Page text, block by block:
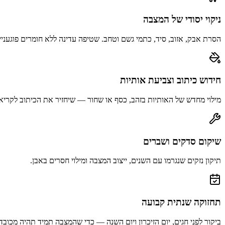
ניקוי יסודי של המצבה
הסרת אבק, אזוב, סיד, כתמי גשם וטחב. שטיפה עדינה ללא חומרים
חידוש כיתוב וצביעת אותיות
מילוי מחדש של האותיות בזהב, כסף או שחור — שיחזיר את הכיתוב
שיקום סדקים ושברים
תיקון נזקים שנגרמו עם השנים, ייצוב המצבה ומילוי חסרים באבן.
תחזוקה שנתית קבועה
ביקור לפני חגים, יום הזיכרון ויום השנה — כדי שהמצבה תמיד תהיה